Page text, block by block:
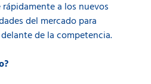
a los nuevos
del mercado para
de la competencia.